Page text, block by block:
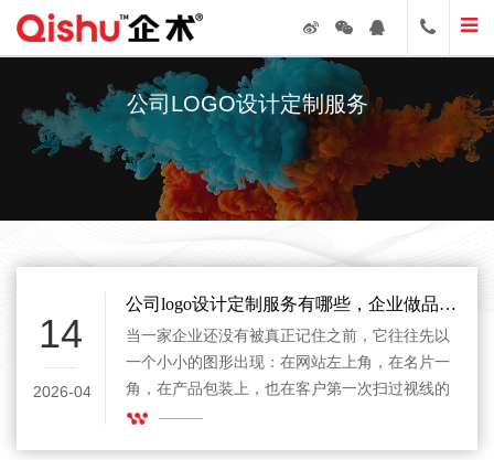
公司LOGO设计定制服务
14
2026-04
公司logo设计定制服务有哪些，企业做品牌升级前要先了解
当一家企业还没有被真正记住之前，它往往先以
一个小小的图形出现：在网站左上角，在名片一
角，在产品包装上，也在客户第一次扫过视线的
那一秒里。公司logo设计定制服务有哪些，看起